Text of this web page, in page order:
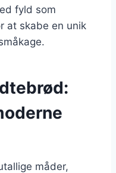
fyld som
at skabe en unik
måder,